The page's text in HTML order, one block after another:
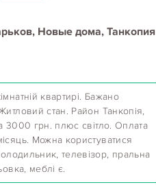
Новые дома, Танкопия
квартирі. Бажано
стан. Район Танкопія,
3000 грн. плюс світло. Оплата
Можна користуватися
телевізор, пральна
меблі є.